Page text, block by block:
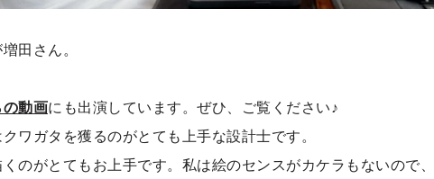
田さん。
の動画にも出演しています。ぜひ、ご覧ください♪
ワガタを獲るのがとても上手な設計士です。
のがとてもお上手です。私は絵のセンスがカケラもないので、